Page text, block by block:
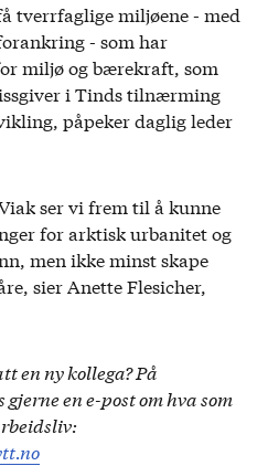
tverrfaglige miljøene - med
- som har
miljø og bærekraft, som
i Tinds tilnærming
påpeker daglig leder
ser vi frem til å kunne
for arktisk urbanitet og
men ikke minst skape
sier Anette Flesicher,
en ny kollega? På
en e-post om hva som